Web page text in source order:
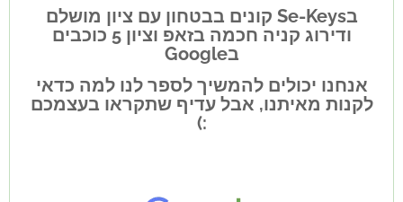
בSe-Keys קונים בבטחון עם ציון מושלם
ודירוג קניה חכמה בזאפ וציון 5 כוכבים
בGoogle
אנחנו יכולים להמשיך לספר לנו למה כדאי
לקנות מאיתנו, אבל עדיף שתקראו בעצמכם
:)